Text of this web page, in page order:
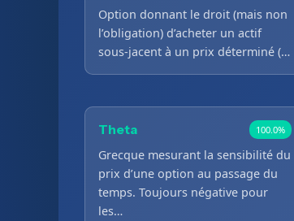
Option donnant le droit (mais non
l’obligation) d’acheter un actif
sous-jacent à un prix déterminé (…
Theta 100.0%
Grecque mesurant la sensibilité du
prix d’une option au passage du
temps. Toujours négative pour
les…